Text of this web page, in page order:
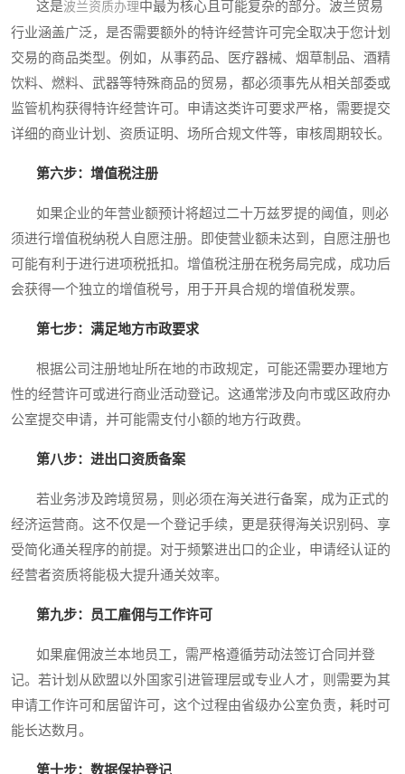
这是波兰资质办理中最为核心且可能复杂的部分。波兰贸易
行业涵盖广泛，是否需要额外的特许经营许可完全取决于您计划
交易的商品类型。例如，从事药品、医疗器械、烟草制品、酒精
饮料、燃料、武器等特殊商品的贸易，都必须事先从相关部委或
监管机构获得特许经营许可。申请这类许可要求严格，需要提交
详细的商业计划、资质证明、场所合规文件等，审核周期较长。
第六步：增值税注册
如果企业的年营业额预计将超过二十万兹罗提的阈值，则必
须进行增值税纳税人自愿注册。即使营业额未达到，自愿注册也
可能有利于进行进项税抵扣。增值税注册在税务局完成，成功后
会获得一个独立的增值税号，用于开具合规的增值税发票。
第七步：满足地方市政要求
根据公司注册地址所在地的市政规定，可能还需要办理地方
性的经营许可或进行商业活动登记。这通常涉及向市或区政府办
公室提交申请，并可能需支付小额的地方行政费。
第八步：进出口资质备案
若业务涉及跨境贸易，则必须在海关进行备案，成为正式的
经济运营商。这不仅是一个登记手续，更是获得海关识别码、享
受简化通关程序的前提。对于频繁进出口的企业，申请经认证的
经营者资质将能极大提升通关效率。
第九步：员工雇佣与工作许可
如果雇佣波兰本地员工，需严格遵循劳动法签订合同并登
记。若计划从欧盟以外国家引进管理层或专业人才，则需要为其
申请工作许可和居留许可，这个过程由省级办公室负责，耗时可
能长达数月。
第十步：数据保护登记